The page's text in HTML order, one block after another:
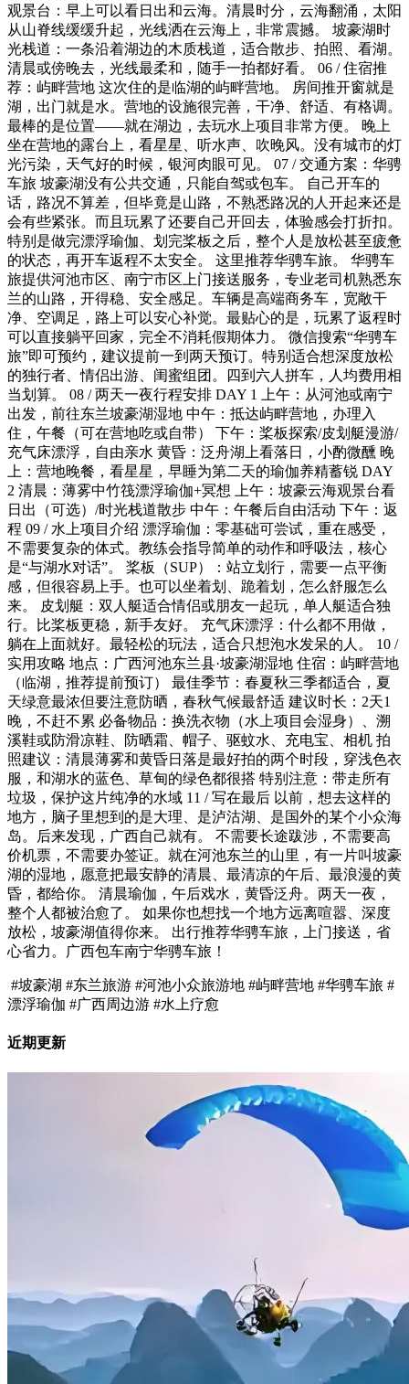
观景台：早上可以看日出和云海。清晨时分，云海翻涌，太阳
从山脊线缓缓升起，光线洒在云海上，非常震撼。 坡豪湖时
光栈道：一条沿着湖边的木质栈道，适合散步、拍照、看湖。
清晨或傍晚去，光线最柔和，随手一拍都好看。 06 / 住宿推
荐：屿畔营地 这次住的是临湖的屿畔营地。 房间推开窗就是
湖，出门就是水。营地的设施很完善，干净、舒适、有格调。
最棒的是位置——就在湖边，去玩水上项目非常方便。 晚上
坐在营地的露台上，看星星、听水声、吹晚风。没有城市的灯
光污染，天气好的时候，银河肉眼可见。 07 / 交通方案：华骋
车旅 坡豪湖没有公共交通，只能自驾或包车。 自己开车的
话，路况不算差，但毕竟是山路，不熟悉路况的人开起来还是
会有些紧张。而且玩累了还要自己开回去，体验感会打折扣。
特别是做完漂浮瑜伽、划完桨板之后，整个人是放松甚至疲惫
的状态，再开车返程不太安全。 这里推荐华骋车旅。 华骋车
旅提供河池市区、南宁市区上门接送服务，专业老司机熟悉东
兰的山路，开得稳、安全感足。车辆是高端商务车，宽敞干
净、空调足，路上可以安心补觉。最贴心的是，玩累了返程时
可以直接躺平回家，完全不消耗假期体力。 微信搜索“华骋车
旅”即可预约，建议提前一到两天预订。特别适合想深度放松
的独行者、情侣出游、闺蜜组团。四到六人拼车，人均费用相
当划算。 08 / 两天一夜行程安排 DAY 1 上午：从河池或南宁
出发，前往东兰坡豪湖湿地 中午：抵达屿畔营地，办理入
住，午餐（可在营地吃或自带） 下午：桨板探索/皮划艇漫游/
充气床漂浮，自由亲水 黄昏：泛舟湖上看落日，小酌微醺 晚
上：营地晚餐，看星星，早睡为第二天的瑜伽养精蓄锐 DAY
2 清晨：薄雾中竹筏漂浮瑜伽+冥想 上午：坡豪云海观景台看
日出（可选）/时光栈道散步 中午：午餐后自由活动 下午：返
程 09 / 水上项目介绍 漂浮瑜伽：零基础可尝试，重在感受，
不需要复杂的体式。教练会指导简单的动作和呼吸法，核心
是“与湖水对话”。 桨板（SUP）：站立划行，需要一点平衡
感，但很容易上手。也可以坐着划、跪着划，怎么舒服怎么
来。 皮划艇：双人艇适合情侣或朋友一起玩，单人艇适合独
行。比桨板更稳，新手友好。 充气床漂浮：什么都不用做，
躺在上面就好。最轻松的玩法，适合只想泡水发呆的人。 10 /
实用攻略 地点：广西河池东兰县·坡豪湖湿地 住宿：屿畔营地
（临湖，推荐提前预订） 最佳季节：春夏秋三季都适合，夏
天绿意最浓但要注意防晒，春秋气候最舒适 建议时长：2天1
晚，不赶不累 必备物品：换洗衣物（水上项目会湿身）、溯
溪鞋或防滑凉鞋、防晒霜、帽子、驱蚊水、充电宝、相机 拍
照建议：清晨薄雾和黄昏日落是最好拍的两个时段，穿浅色衣
服，和湖水的蓝色、草甸的绿色都很搭 特别注意：带走所有
垃圾，保护这片纯净的水域 11 / 写在最后 以前，想去这样的
地方，脑子里想到的是大理、是泸沽湖、是国外的某个小众海
岛。后来发现，广西自己就有。 不需要长途跋涉，不需要高
价机票，不需要办签证。就在河池东兰的山里，有一片叫坡豪
湖的湿地，愿意把最安静的清晨、最清凉的午后、最浪漫的黄
昏，都给你。 清晨瑜伽，午后戏水，黄昏泛舟。两天一夜，
整个人都被治愈了。 如果你也想找一个地方远离喧嚣、深度
放松，坡豪湖值得你来。 出行推荐华骋车旅，上门接送，省
心省力。广西包车南宁华骋车旅！
#坡豪湖 #东兰旅游 #河池小众旅游地 #屿畔营地 #华骋车旅 #
漂浮瑜伽 #广西周边游 #水上疗愈
近期更新